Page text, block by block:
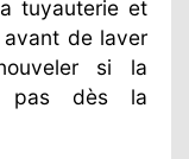
tuyauterie et
de laver
si la
pas dès la